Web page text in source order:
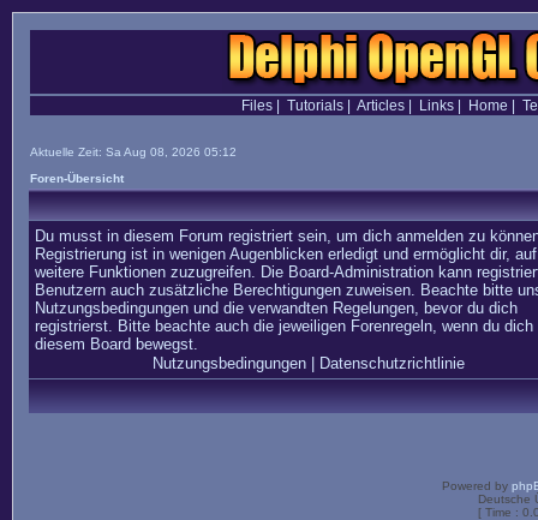
Files| Tutorials| Articles| Links| Home
Aktuelle Zeit: Sa Aug 08, 2026 05:12
Foren-Übersicht
Du musst in diesem Forum registriert sein, um dich anmelden zu
Registrierung ist in wenigen Augenblicken erledigt und ermöglicht dir, auf
weitere Funktionen zuzugreifen. Die Board-Administration kann
Benutzern auch zusätzliche Berechtigungen zuweisen. Beachte bitte
Nutzungsbedingungen und die verwandten Regelungen, bevor du dich
registrierst. Bitte beachte auch die jeweiligen Forenregeln, wenn du dich
diesem Board bewegst.
Nutzungsbedingungen| Datenschutzrichtlinie
Powered by
Deutsche
[ Time :